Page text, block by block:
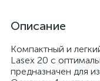
Описание
Компактный и
Lasex 20 с
предназначен для